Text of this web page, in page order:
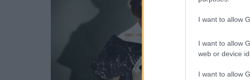
I want to allow
I want to allow
web or device
I want to allow